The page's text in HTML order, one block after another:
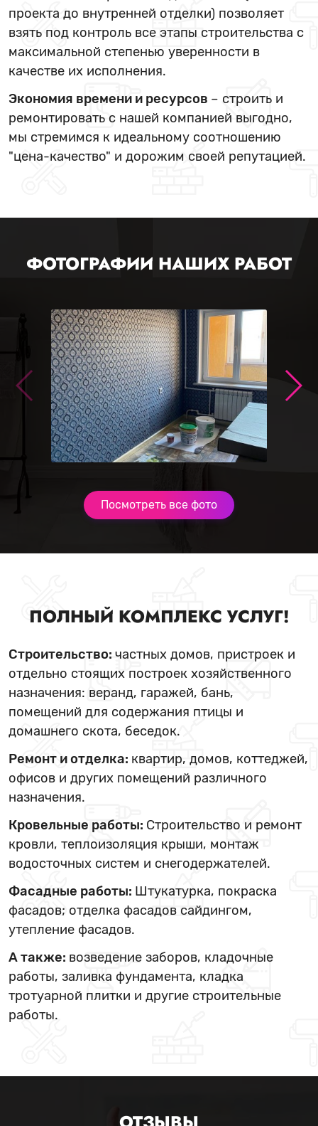
проекта до внутренней отделки) позволяет
взять под контроль все этапы строительства с
максимальной степенью уверенности в
качестве их исполнения.
Экономия времени и ресурсов – строить и
ремонтировать с нашей компанией выгодно,
мы стремимся к идеальному соотношению
"цена-качество" и дорожим своей репутацией.
ФОТОГРАФИИ НАШИХ РАБОТ
Посмотреть все фото
ПОЛНЫЙ КОМПЛЕКС УСЛУГ!
Строительство: частных домов, пристроек и
отдельно стоящих построек хозяйственного
назначения: веранд, гаражей, бань,
помещений для содержания птицы и
домашнего скота, беседок.
Ремонт и отделка: квартир, домов, коттеджей,
офисов и других помещений различного
назначения.
Кровельные работы: Строительство и ремонт
кровли, теплоизоляция крыши, монтаж
водосточных систем и снегодержателей.
Фасадные работы: Штукатурка, покраска
фасадов; отделка фасадов сайдингом,
утепление фасадов.
А также: возведение заборов, кладочные
работы, заливка фундамента, кладка
тротуарной плитки и другие строительные
работы.